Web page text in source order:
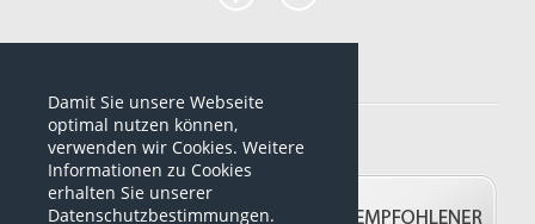
*alle Preise sind netto Preise
© 2012-2026 www.dropshipping-marktplatz.de
Damit Sie unsere Webseite
optimal nutzen können,
verwenden wir Cookies. Weitere
Informationen zu Cookies
erhalten Sie unserer
Datenschutzbestimmungen.